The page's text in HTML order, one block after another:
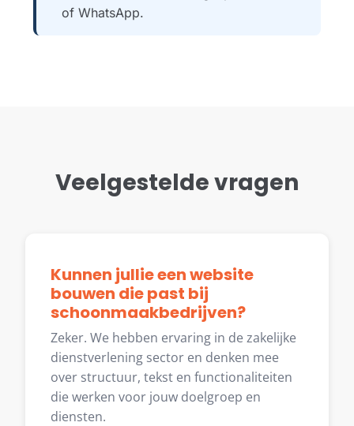
of WhatsApp.
Veelgestelde vragen
Kunnen jullie een website
bouwen die past bij
schoonmaakbedrijven?
Zeker. We hebben ervaring in de zakelijke
dienstverlening sector en denken mee
over structuur, tekst en functionaliteiten
die werken voor jouw doelgroep en
diensten.